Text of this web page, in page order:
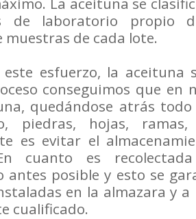
de laboratorio propio
de cada lote.
esfuerzo, la aceituna
conseguimos que en
quedándose atrás
piedras, hojas,
es evitar el
cuanto es
antes posible y esto se
en la almazara y
cualificado.